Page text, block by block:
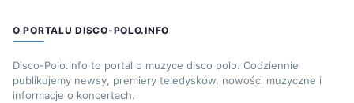
O PORTALU DISCO-POLO.INFO
Disco-Polo.info to portal o muzyce disco polo. Codziennie
publikujemy newsy, premiery teledysków, nowości muzyczne i
informacje o koncertach.